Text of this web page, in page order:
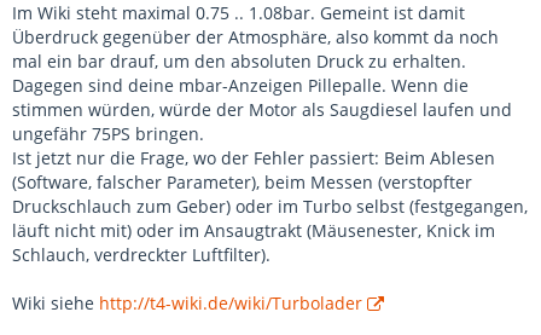
Im Wiki steht maximal 0.75 .. 1.08bar. Gemeint ist damit
Überdruck gegenüber der Atmosphäre, also kommt da noch
mal ein bar drauf, um den absoluten Druck zu erhalten.
Dagegen sind deine mbar-Anzeigen Pillepalle. Wenn die
stimmen würden, würde der Motor als Saugdiesel laufen und
ungefähr 75PS bringen.
Ist jetzt nur die Frage, wo der Fehler passiert: Beim Ablesen
(Software, falscher Parameter), beim Messen (verstopfter
Druckschlauch zum Geber) oder im Turbo selbst (festgegangen,
läuft nicht mit) oder im Ansaugtrakt (Mäusenester, Knick im
Schlauch, verdreckter Luftfilter).
Wiki siehe http://t4-wiki.de/wiki/Turbolader